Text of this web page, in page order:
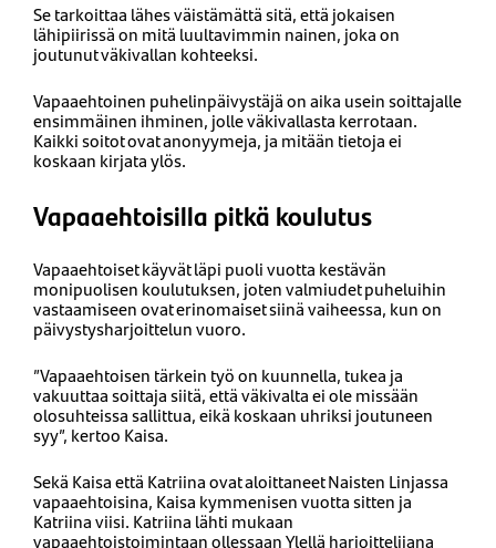
Se tarkoittaa lähes väistämättä sitä, että jokaisen
lähipiirissä on mitä luultavimmin nainen, joka on
joutunut väkivallan kohteeksi.
Vapaaehtoinen puhelinpäivystäjä on aika usein soittajalle
ensimmäinen ihminen, jolle väkivallasta kerrotaan.
Kaikki soitot ovat anonyymeja, ja mitään tietoja ei
koskaan kirjata ylös.
Vapaaehtoisilla pitkä koulutus
Vapaaehtoiset käyvät läpi puoli vuotta kestävän
monipuolisen koulutuksen, joten valmiudet puheluihin
vastaamiseen ovat erinomaiset siinä vaiheessa, kun on
päivystysharjoittelun vuoro.
”Vapaaehtoisen tärkein työ on kuunnella, tukea ja
vakuuttaa soittaja siitä, että väkivalta ei ole missään
olosuhteissa sallittua, eikä koskaan uhriksi joutuneen
syy”, kertoo Kaisa.
Sekä Kaisa että Katriina ovat aloittaneet Naisten Linjassa
vapaaehtoisina, Kaisa kymmenisen vuotta sitten ja
Katriina viisi. Katriina lähti mukaan
vapaaehtoistoimintaan ollessaan Ylellä harjoittelijana